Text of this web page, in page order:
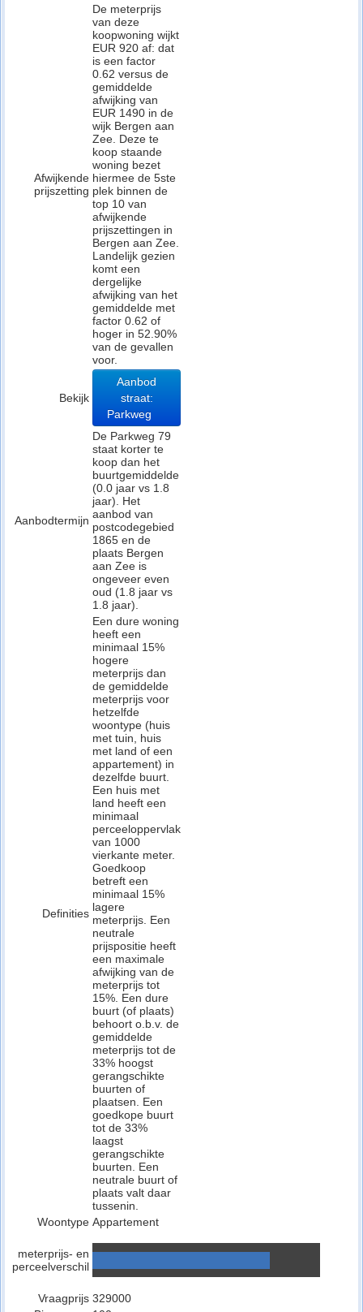
Afwijkende
prijszetting
De meterprijs
van deze
koopwoning wijkt
EUR 920 af: dat
is een factor
0.62 versus de
gemiddelde
afwijking van
EUR 1490 in de
wijk Bergen aan
Zee. Deze te
koop staande
woning bezet
hiermee de 5ste
plek binnen de
top 10 van
afwijkende
prijszettingen in
Bergen aan Zee.
Landelijk gezien
komt een
dergelijke
afwijking van het
gemiddelde met
factor 0.62 of
hoger in 52.90%
van de gevallen
voor.
Bekijk
Aanbod
straat:
Parkweg
Aanbodtermijn
De Parkweg 79
staat korter te
koop dan het
buurtgemiddelde
(0.0 jaar vs 1.8
jaar). Het
aanbod van
postcodegebied
1865 en de
plaats Bergen
aan Zee is
ongeveer even
oud (1.8 jaar vs
1.8 jaar).
Definities
Een dure woning
heeft een
minimaal 15%
hogere
meterprijs dan
de gemiddelde
meterprijs voor
hetzelfde
woontype (huis
met tuin, huis
met land of een
appartement) in
dezelfde buurt.
Een huis met
land heeft een
minimaal
perceeloppervlak
van 1000
vierkante meter.
Goedkoop
betreft een
minimaal 15%
lagere
meterprijs. Een
neutrale
prijspositie heeft
een maximale
afwijking van de
meterprijs tot
15%. Een dure
buurt (of plaats)
behoort o.b.v. de
gemiddelde
meterprijs tot de
33% hoogst
gerangschikte
buurten of
plaatsen. Een
goedkope buurt
tot de 33%
laagst
gerangschikte
buurten. Een
neutrale buurt of
plaats valt daar
tussenin.
Woontype Appartement
meterprijs- en
perceelverschil
Vraagprijs 329000